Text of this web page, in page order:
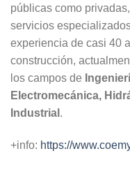
públicas como
servicios
experiencia de casi 40
construcción,
los campos de
Electromecánica,
Industrial .
+info: https://